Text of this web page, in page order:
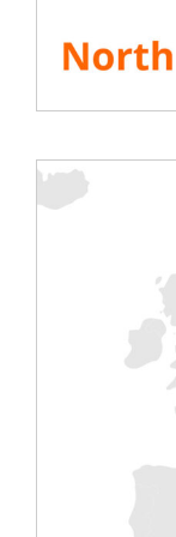
Share
Stromerzeuger